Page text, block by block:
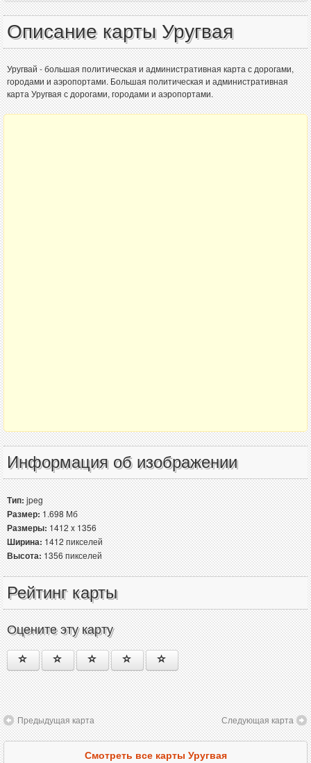
Описание карты Уругвая
Уругвай - большая политическая и административная карта с дорогами,
городами и аэропортами. Большая политическая и административная
карта Уругвая с дорогами, городами и аэропортами.
Информация об изображении
Тип:jpeg
Размер:1.698 Мб
Размеры:1412 x 1356
Ширина:1412 пикселей
Высота:1356 пикселей
Рейтинг карты
Оцените эту карту
Предыдущая карта Следующая карта
Смотреть все карты Уругвая